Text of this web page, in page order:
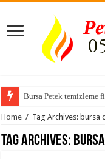
Bursa Petek temizleme
Home / Tag Archives: bursa
Tag Archives: